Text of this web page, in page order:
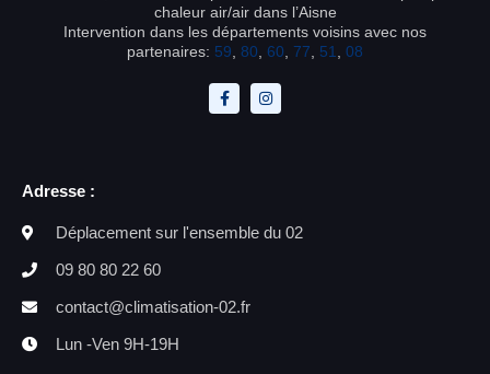
chaleur air/air dans l’Aisne
Intervention dans les départements voisins avec nos
partenaires: 59 80 60 77 51 08
Adresse :
Déplacement sur l'ensemble du 02
09 80 80 22 60
contact@climatisation-02.fr
Lun -Ven 9H-19H